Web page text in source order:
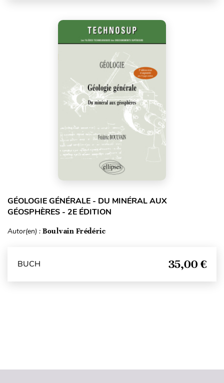
GÉOLOGIE GÉNÉRALE - DU MINÉRAL AUX
GÉOSPHÈRES - 2E ÉDITION
Autor(en) : Boulvain Frédéric
BUCH 35,00 €